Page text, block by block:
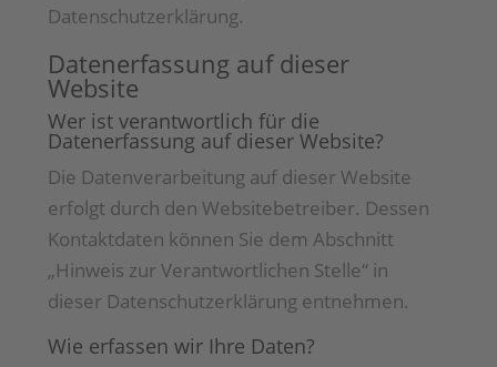
Datenschutzerklärung.
Datenerfassung auf dieser
Website
Wer ist verantwortlich für die
Datenerfassung auf dieser Website?
Die Datenverarbeitung auf dieser Website
erfolgt durch den Websitebetreiber. Dessen
Kontaktdaten können Sie dem Abschnitt
„Hinweis zur Verantwortlichen Stelle“ in
dieser Datenschutzerklärung entnehmen.
Wie erfassen wir Ihre Daten?